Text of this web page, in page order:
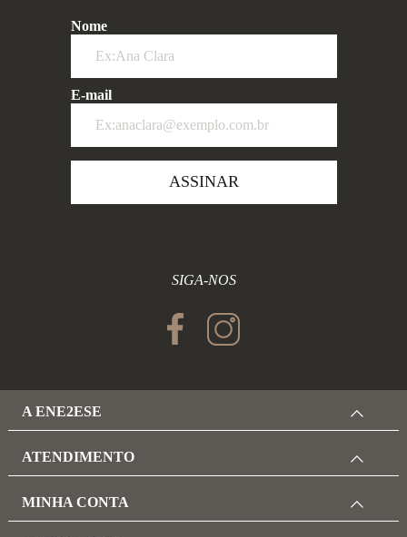
Nome
E-mail
ASSINAR
SIGA-NOS
A ENE2ESE
ATENDIMENTO
MINHA CONTA